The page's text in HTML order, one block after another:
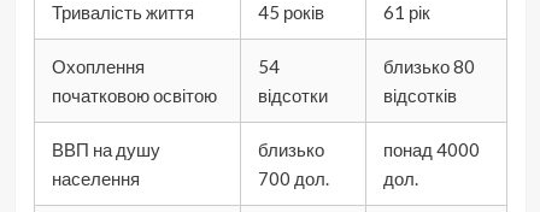
Тривалість життя 45 років 61 рік
Охоплення
початковою освітою
54
відсотки
близько 80
відсотків
ВВП на душу
населення
близько
700 дол.
понад 4000
дол.